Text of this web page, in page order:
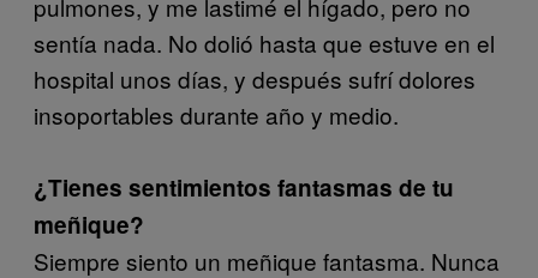
sentía nada. No dolió hasta que estuve en el
hospital unos días, y después sufrí dolores
insoportables durante año y medio.
¿Tienes sentimientos fantasmas de tu
meñique?
Siempre siento un meñique fantasma. Nunca